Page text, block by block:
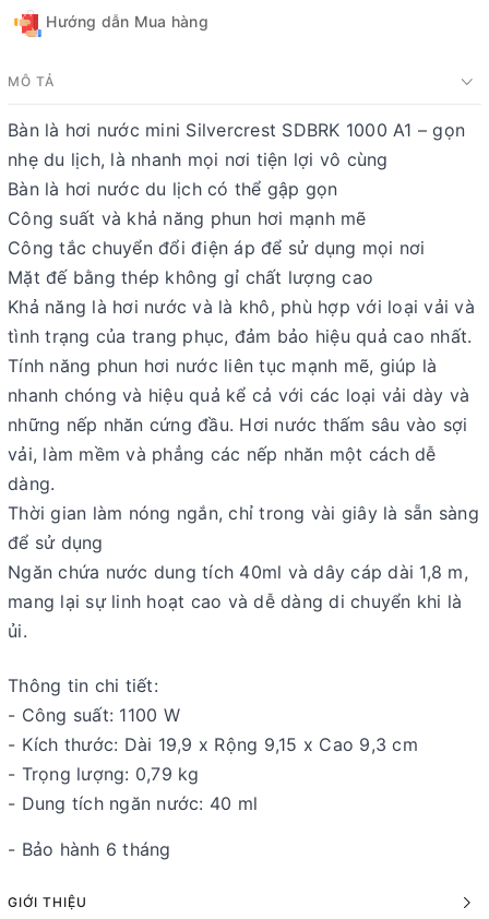
Hướng dẫn Mua hàng
MÔ TẢ
Bàn là hơi nước mini Silvercrest SDBRK 1000 A1 – gọn
nhẹ du lịch, là nhanh mọi nơi tiện lợi vô cùng
Bàn là hơi nước du lịch có thể gập gọn
Công suất và khả năng phun hơi mạnh mẽ
Công tắc chuyển đổi điện áp để sử dụng mọi nơi
Mặt đế bằng thép không gỉ chất lượng cao
Khả năng là hơi nước và là khô, phù hợp với loại vải và
tình trạng của trang phục, đảm bảo hiệu quả cao nhất.
Tính năng phun hơi nước liên tục mạnh mẽ, giúp là
nhanh chóng và hiệu quả kể cả với các loại vải dày và
những nếp nhăn cứng đầu. Hơi nước thấm sâu vào sợi
vải, làm mềm và phẳng các nếp nhăn một cách dễ
dàng.
Thời gian làm nóng ngắn, chỉ trong vài giây là sẵn sàng
để sử dụng
Ngăn chứa nước dung tích 40ml và dây cáp dài 1,8 m,
mang lại sự linh hoạt cao và dễ dàng di chuyển khi là
ủi.
Thông tin chi tiết:
- Công suất: 1100 W
- Kích thước: Dài 19,9 x Rộng 9,15 x Cao 9,3 cm
- Trọng lượng: 0,79 kg
- Dung tích ngăn nước: 40 ml
- Bảo hành 6 tháng
GIỚI THIỆU